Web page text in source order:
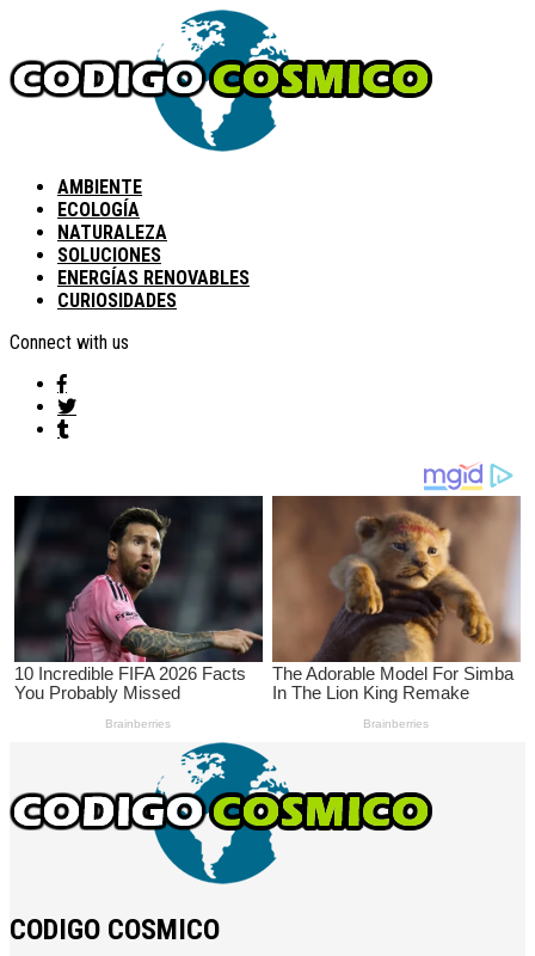
AMBIENTE
ECOLOGÍA
NATURALEZA
SOLUCIONES
ENERGÍAS RENOVABLES
CURIOSIDADES
Connect with us
CODIGO COSMICO